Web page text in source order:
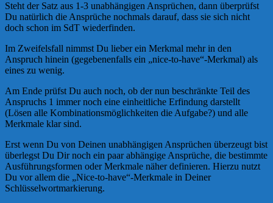
Steht der Satz aus 1-3 unabhängigen Ansprüchen, dann überprüfst
Du natürlich die Ansprüche nochmals darauf, dass sie sich nicht
doch schon im SdT wiederfinden.
Im Zweifelsfall nimmst Du lieber ein Merkmal mehr in den
Anspruch hinein (gegebenenfalls ein „nice-to-have“-Merkmal) als
eines zu wenig.
Am Ende prüfst Du auch noch, ob der nun beschränkte Teil des
Anspruchs 1 immer noch eine einheitliche Erfindung darstellt
(Lösen alle Kombinationsmöglichkeiten die Aufgabe?) und alle
Merkmale klar sind.
Erst wenn Du von Deinen unabhängigen Ansprüchen überzeugt bist
überlegst Du Dir noch ein paar abhängige Ansprüche, die bestimmte
Ausführungsformen oder Merkmale näher definieren. Hierzu nutzt
Du vor allem die „Nice-to-have“-Merkmale in Deiner
Schlüsselwortmarkierung.